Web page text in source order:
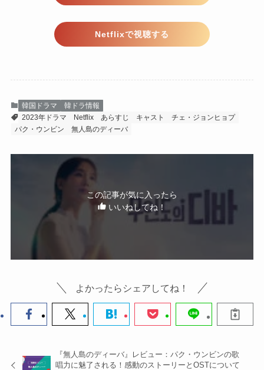
Netflixで視聴する
韓国ドラマ
韓ドラ情報
2023年ドラマ
Netflix あらすじ キャスト
チェ・ジョンヒョプ
パク・ウンビン
無人島のディーバ
この記事が気に入ったら
いいねしてね！
よかったらシェアしてね！
『無人島のディーバ』レビュー：パク・ウンビンの歌
唱力に魅了される！感動のストーリーとOSTについて